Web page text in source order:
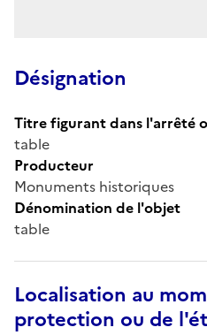
Désignation
Titre figurant dans l'arrêté
table
Producteur
Monuments historiques
Dénomination de l'objet
table
Localisation au
protection ou de